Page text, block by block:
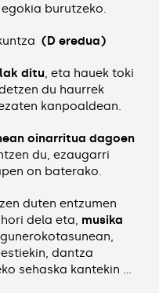
burutzeko.
(D eredua)
ditu , eta hauek toki
du haurrek
kanpoaldean.
oinarritua dagoen
du, ezaugarri
on baterako.
duten entzumen
dela eta, musika
dantza
sehaska kantekin …